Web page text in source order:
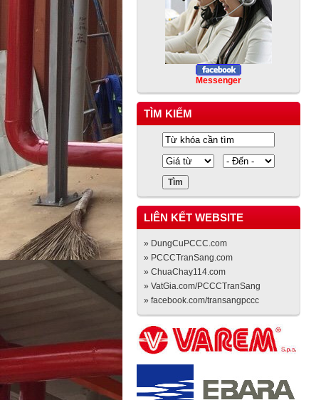
Messenger
TÌM KIẾM
LIÊN KẾT WEBSITE
» DungCuPCCC.com
» PCCCTranSang.com
» ChuaChay114.com
» VatGia.com/PCCCTranSang
» facebook.com/transangpccc